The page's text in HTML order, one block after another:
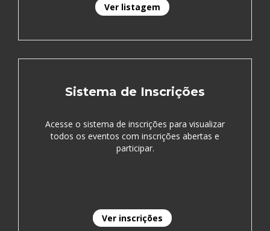
Ver listagem
Sistema de Inscrições
Acesse o sistema de inscrições para visualizar
todos os eventos com inscrições abertas e
participar.
Ver inscrições